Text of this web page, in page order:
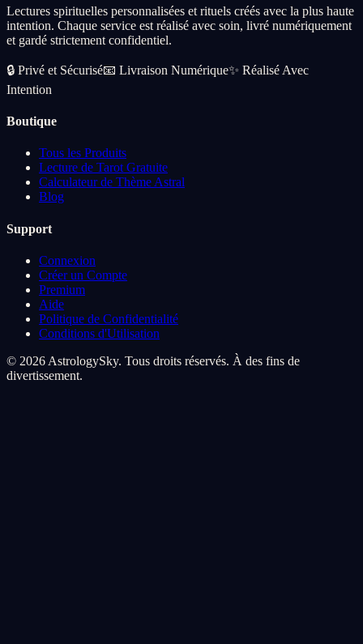
Lectures spirituelles personnalisées et rituels créés avec la plus haute
intention. Chaque service est réalisé avec soin, livré numériquement
et gardé strictement confidentiel.
🔒 Privé et Sécurisé📧 Livraison Numérique✨ Réalisé Avec
Intention
Boutique
Tous les Produits
Lecture de Tarot Gratuite
Calculateur de Thème Astral
Blog
Support
Connexion
Créer un Compte
Premium
Aide
Politique de Confidentialité
Conditions d'Utilisation
© 2026 AstrologySky. Tous droits réservés. À des fins de
divertissement.